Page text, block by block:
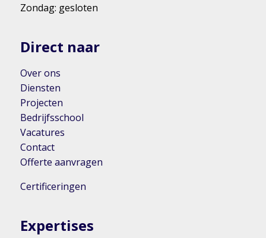
Zondag: gesloten
Direct naar
Over ons
Diensten
Projecten
Bedrijfsschool
Vacatures
Contact
Offerte aanvragen
Certificeringen
Expertises